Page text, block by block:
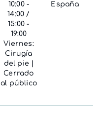
10:00 -
14:00 /
15:00 -
19:00
Viernes:
Cirugía
del pie |
Cerrado
al público
España